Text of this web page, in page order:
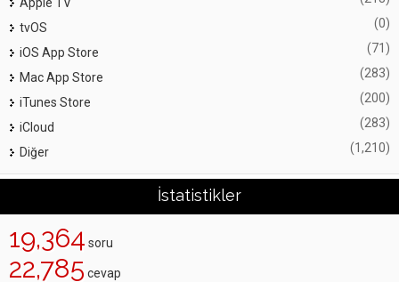
tvOS (0)
iOS App Store (71)
Mac App Store (283)
iTunes Store (200)
iCloud (283)
Diğer (1,210)
İstatistikler
19,364 soru
22,785 cevap